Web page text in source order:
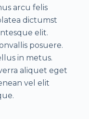
arcu felis
dictumst
elit.
posuere.
in metus.
aliquet eget
vel elit